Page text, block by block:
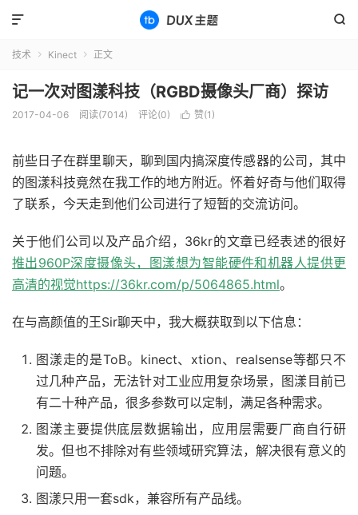


技术  Kinect  正文
记一次对图漾科技（RGBD摄像头厂商）探访
2017-04-06 阅读(7014) 评论(0)  赞(1 )
前些日子在群里聊天，聊到国内搞深度传感器的公司，其中
的图漾科技竟然在我工作的地方附近。怀着好奇与他们取得
了联系，今天走到他们公司进行了短暂的交流访问。
关于他们公司以及产品介绍，36kr的文章已经表述的很好
推出960P深度摄像头，图漾想为智能硬件和机器人提供更
高清的视觉https://36kr.com/p/5064865.html。
在与高颜值的王Sir聊天中，我大概获取到以下信息：
图漾走的是ToB。kinect、xtion、realsense等都只不
过几种产品，无法针对工业应用复杂场景，图漾目前已
有二十种产品，很多参数可以定制，满足各种需求。
图漾主要提供底层数据输出，应用层需要厂商自行研
发。但也不排除对有些领域研究算法，解决很有意义的
问题。
图漾只用一套sdk，兼容所有产品线。